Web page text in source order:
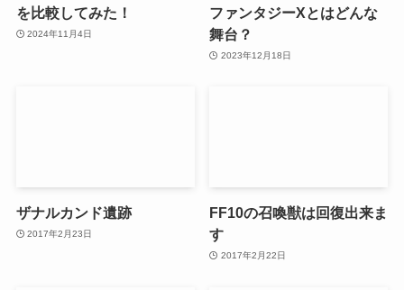
を比較してみた！
2024年11月4日
ファンタジーXとはどんな
舞台？
2023年12月18日
ザナルカンド遺跡
2017年2月23日
FF10の召喚獣は回復出来ま
す
2017年2月22日